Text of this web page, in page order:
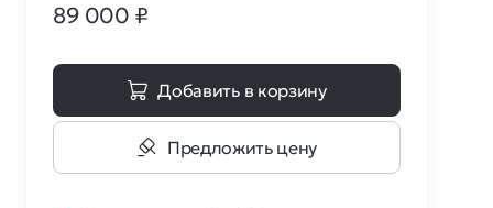
89 000 ₽
Добавить в корзину
Предложить цену